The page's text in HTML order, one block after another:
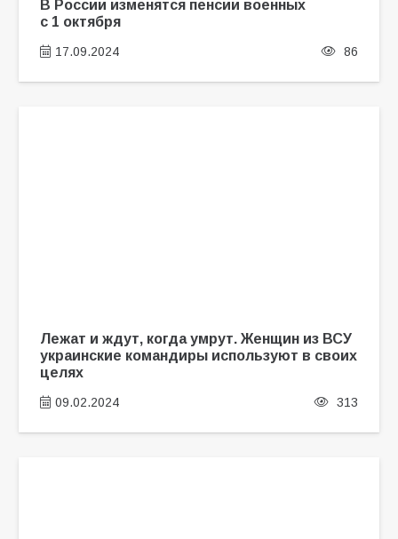
В России изменятся пенсии военных
с 1 октября
17.09.2024 86
Лежат и ждут, когда умрут. Женщин из ВСУ
украинские командиры используют в своих
целях
09.02.2024 313